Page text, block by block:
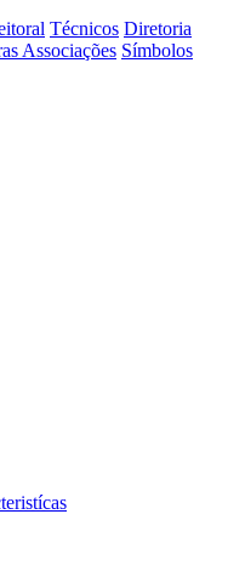
Técnicos Diretoria
Associações Símbolos